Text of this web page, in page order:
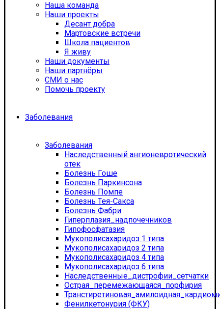
Наша команда
Наши проекты
Десант добра
Мартовские встречи
Школа пациентов
Я живу
Наши документы
Наши партнёры
СМИ о нас
Помочь проекту
Заболевания
Заболевания
Наследственный ангионевротический
отек
Болезнь Гоше
Болезнь Паркинсона
Болезнь Помпе
Болезнь Тея-Сакса
Болезнь Фабри
Гиперплазия_надпочечников
Гипофосфатазия
Мукополисахаридоз 1 типа
Мукополисахаридоз 2 типа
Мукополисахаридоз 4 типа
Мукополисахаридоз 6 типа
Наследственные_дистрофии_сетчатки
Острая_перемежающаяся_порфирия
Фенилкетонурия (ФКУ)